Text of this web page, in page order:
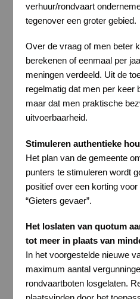
verhuur/rondvaart
tegenover een groter gebied.
Over de vraag of men beter
berekenen of eenmaal per
meningen verdeeld. Uit de
regelmatig dat men per keer
maar dat men praktische
uitvoerbaarheid.
Stimuleren authentieke
Het plan van de gemeente
punters te stimuleren wordt
positief over een korting
“Gieters gevaer”.
Het loslaten van quotum
tot meer in plaats van
In het voorgestelde nieuwe
maximum aantal
rondvaartboten losgelaten.